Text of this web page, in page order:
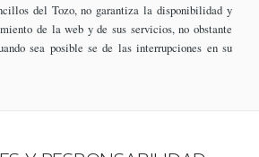
del Tozo, no garantiza la disponibilidad y
de la web y de sus servicios, no obstante
sea posible se de las interrupciones en su